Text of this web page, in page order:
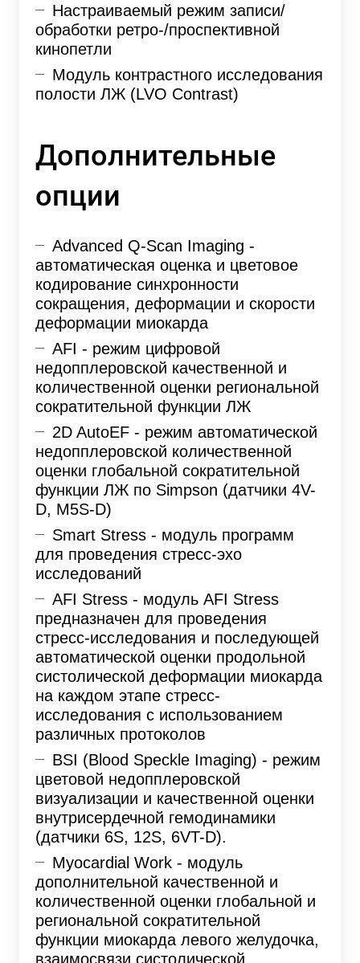
Настраиваемый режим записи/
обработки ретро-/проспективной
кинопетли
Модуль контрастного исследования
полости ЛЖ (LVO Contrast)
Дополнительные
опции
Advanced Q-Scan Imaging -
автоматическая оценка и цветовое
кодирование синхронности
сокращения, деформации и скорости
деформации миокарда
AFI - режим цифровой
недопплеровской качественной и
количественной оценки региональной
сократительной функции ЛЖ
2D AutoEF - режим автоматической
недопплеровской количественной
оценки глобальной сократительной
функции ЛЖ по Simpson (датчики 4V-
D, M5S-D)
Smart Stress - модуль программ
для проведения стресс-эхо
исследований
AFI Stress - модуль AFI Stress
предназначен для проведения
стресс-исследования и последующей
автоматической оценки продольной
систолической деформации миокарда
на каждом этапе стресс-
исследования с использованием
различных протоколов
BSI (Blood Speckle Imaging) - режим
цветовой недопплеровской
визуализации и качественной оценки
внутрисердечной гемодинамики
(датчики 6S, 12S, 6VT-D).
Myocardial Work - модуль
дополнительной качественной и
количественной оценки глобальной и
региональной сократительной
функции миокарда левого желудочка,
взаимосвязи систолической